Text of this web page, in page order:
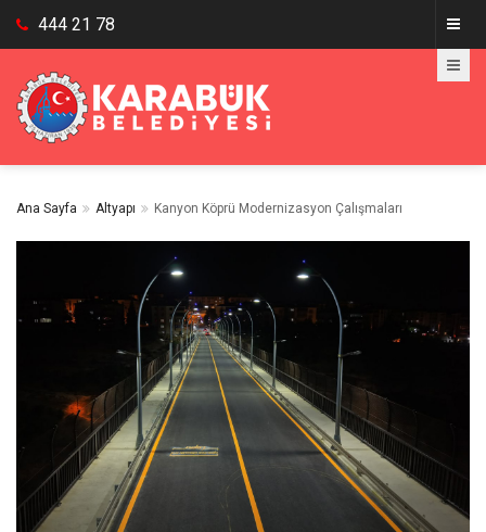
444 21 78
Ana Sayfa Altyapı Kanyon Köprü Modernizasyon Çalışmaları